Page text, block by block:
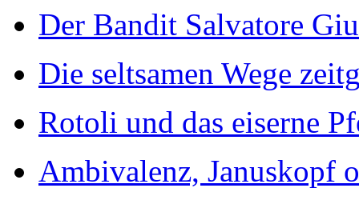
Der Bandit Salvatore
Die seltsamen Wege
Rotoli und das eiserne
Ambivalenz, Januskopf